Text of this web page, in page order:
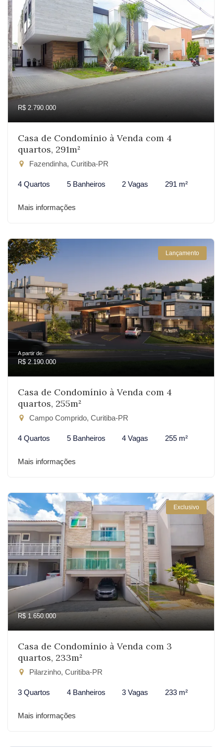
R$ 2.790.000
Casa de Condomínio à Venda com 4
quartos, 291m²
Fazendinha, Curitiba-PR
4 Quartos 5 Banheiros 2 Vagas 291 m²
Mais informações
Lançamento
A partir de:
R$ 2.190.000
Casa de Condomínio à Venda com 4
quartos, 255m²
Campo Comprido, Curitiba-PR
4 Quartos 5 Banheiros 4 Vagas 255 m²
Mais informações
Exclusivo
R$ 1.650.000
Casa de Condomínio à Venda com 3
quartos, 233m²
Pilarzinho, Curitiba-PR
3 Quartos 4 Banheiros 3 Vagas 233 m²
Mais informações